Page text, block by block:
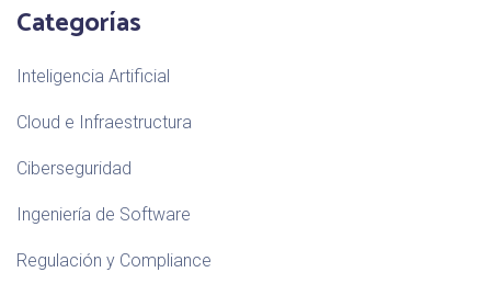
Categorías
Inteligencia Artificial
Cloud e Infraestructura
Ciberseguridad
Ingeniería de Software
Regulación y Compliance